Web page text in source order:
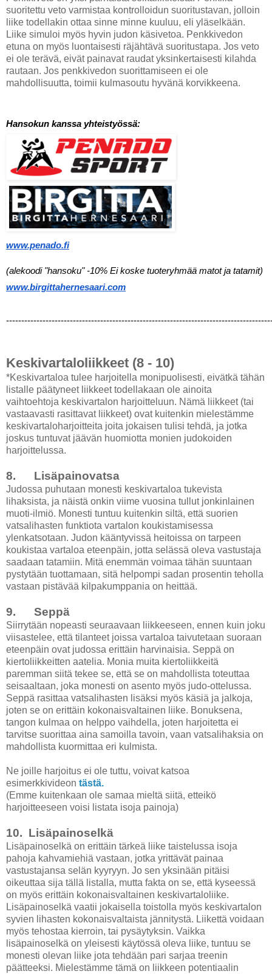
suoritettu veto varmistaa kontrolloidun suoritustavan, jolloin
liike todellakin ottaa sinne minne kuuluu, eli yläselkään.
Liike simuloi myös hyvin judon käsivetoa. Penkkivedon
etuna on myös luontaisesti räjähtävä suoritustapa. Jos veto
ei ole terävä, eivät painavat raudat yksinkertaisesti kilahda
rautaan. Jos penkkivedon suorittamiseen ei ole
mahdollisuutta, toimii kulmasoutu hyvänä korvikkeena.
Hansokun kanssa yhteistyössä:
www.penado.fi
(alekoodi "hansoku" -10% Ei koske tuoteryhmää matot ja tatamit)
www.birgittahernesaari.com
Keskivartaloliikkeet (8 - 10)
*Keskivartaloa tulee harjoitella monipuolisesti, eivätkä tähän
listalle päätyneet liikkeet todellakaan ole ainoita
vaihtoehtoja keskivartalon harjoitteluun. Nämä liikkeet (tai
vastaavasti rasittavat liikkeet) ovat kuitenkin mielestämme
keskivartaloharjoitteita joita jokaisen tulisi tehdä, ja jotka
joskus tuntuvat jäävän huomiotta monien judokoiden
harjoittelussa.
8. Lisäpainovatsa
Judossa puhutaan monesti keskivartaloa tukevista
lihaksista, ja näistä onkin viime vuosina tullut jonkinlainen
muoti-ilmiö. Monesti tuntuu kuitenkin siltä, että suorien
vatsalihasten funktiota vartalon koukistamisessa
ylenkatsotaan. Judon kääntyvissä heitoissa on tarpeen
koukistaa vartaloa eteenpäin, jotta selässä oleva vastustaja
saadaan tatamiin. Mitä enemmän voimaa tähän suuntaan
pystytään tuottamaan, sitä helpompi sadan prosentin teholla
vastaan pistävää kilpakumppania on heittää.
9. Seppä
Siirrytään nopeasti seuraavaan liikkeeseen, ennen kuin joku
viisastelee, että tilanteet joissa vartaloa taivutetaan suoraan
eteenpäin ovat judossa erittäin harvinaisia. Seppä on
kiertoliikkeitten aatelia. Monia muita kiertoliikkeitä
paremman siitä tekee se, että se on mahdollista toteuttaa
seisaaltaan, joka monesti on asento myös judo-ottelussa.
Seppä rasittaa vatsalihasten lisäksi myös käsiä ja jalkoja,
joten se on erittäin kokonaisvaltainen liike. Bonuksena,
tangon kulmaa on helppo vaihdella, joten harjoitetta ei
tarvitse suorittaa aina samoilla tavoin, vaan vatsalihaksia on
mahdollista kuormittaa eri kulmista.
Ne joille harjoitus ei ole tuttu, voivat katsoa
esimerkkivideon tästä.
(Emme kuitenkaan ole samaa mieltä siitä, etteikö
harjoitteeseen voisi listata isoja painoja)
10. Lisäpainoselkä
Lisäpainoselkä on erittäin tärkeä liike taistelussa isoja
pahoja kahvamiehiä vastaan, jotka yrittävät painaa
vastustajansa selän kyyryyn. Jo sen yksinään pitäisi
oikeuttaa sija tällä listalla, mutta fakta on se, että kyseessä
on myös erittäin kokonaisvaltainen keskivartaloliike.
Lisäpainoselkä vaatii jokaisella toistolla myös keskivartalon
syvien lihasten kokonaisvaltaista jännitystä. Liikettä voidaan
myös tehostaa kierroin, tai pysäytyksin. Vaikka
lisäpainoselkä on yleisesti käytössä oleva liike, tuntuu se
monesti olevan liike jota tehdään pari sarjaa treenin
päätteeksi. Mielestämme tämä on liikkeen potentiaalin